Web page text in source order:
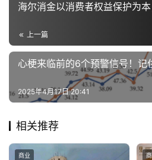
海尔消金以消费者权益保护为
上一篇
心梗来临前的6个预警信号！记
2025年4月17日 20:41
相关推荐
商业